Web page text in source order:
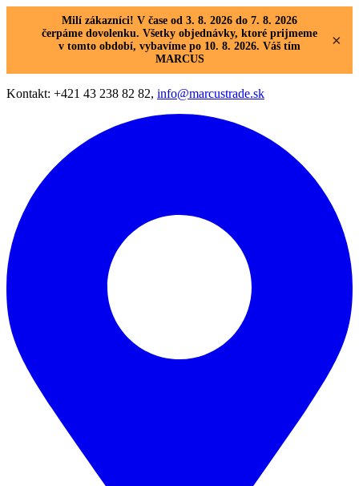
Milí zákazníci! V čase od 3. 8. 2026 do 7. 8. 2026
čerpáme dovolenku. Všetky objednávky, ktoré prijmeme
v tomto období, vybavíme po 10. 8. 2026. Váš tím
MARCUS
×
Kontakt: +421 43 238 82 82, info@marcustrade.sk